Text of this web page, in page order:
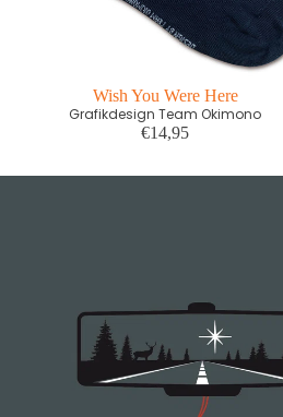
Wish You Were Here
Grafikdesign Team Okimono
€14,95